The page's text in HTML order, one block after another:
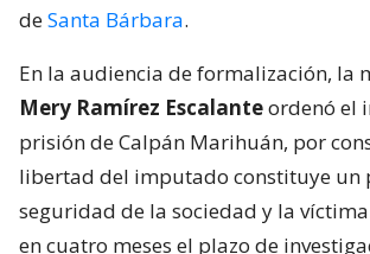
deSanta Bárbara.
En la audiencia de formalización, la
Mery Ramírez Escalanteordenó el
prisión de Calpán Marihuán, por
libertad del imputado constituye un
seguridad de la sociedad y la
en cuatro meses el plazo de